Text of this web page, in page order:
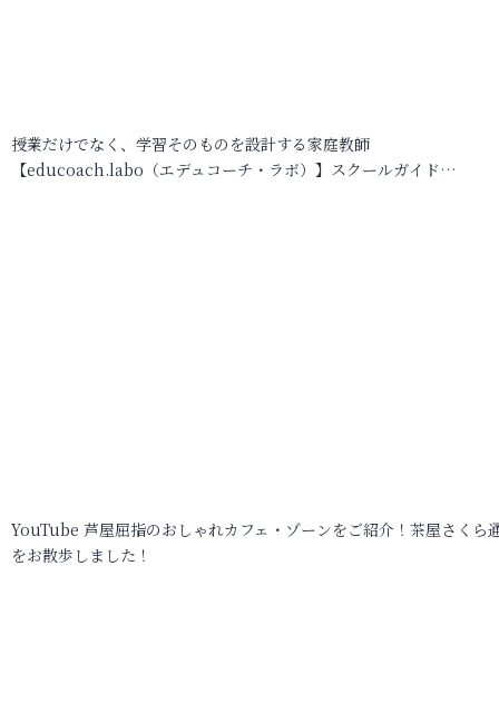
授業だけでなく、学習そのものを設計する家庭教師
【educoach.labo（エデュコーチ・ラボ）】スクールガイド…
YouTube 芦屋屈指のおしゃれカフェ・ゾーンをご紹介！茶屋さくら
をお散歩しました！